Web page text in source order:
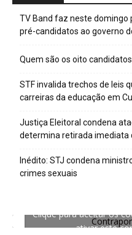
TV Band faz neste domingo
pré-candidatos ao governo
Quem são os oito
STF invalida trechos de leis
carreiras da educação em
Justiça Eleitoral condena
determina retirada imediata
Inédito: STJ condena
crimes sexuais
Clique para aceitar os
ativar este